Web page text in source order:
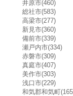
井原市(460)
総社市(583)
高梁市(277)
新見市(360)
備前市(339)
瀬戸内市(334)
赤磐市(309)
真庭市(407)
美作市(303)
浅口市(229)
和気郡和気町